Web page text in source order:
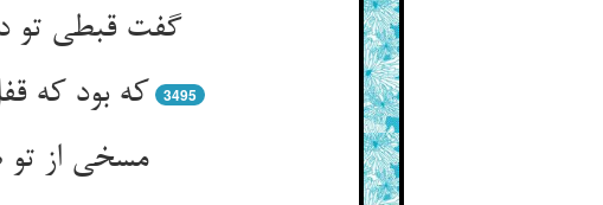
گفت قبطی تو
که بود که
3495
مسخی از